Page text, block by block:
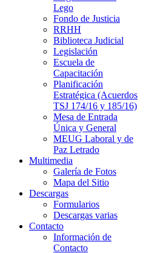
Lego
Fondo de Justicia
RRHH
Biblioteca Judicial
Legislación
Escuela de
Capacitación
Planificación
Estratégica (Acuerdos
TSJ 174/16 y 185/16)
Mesa de Entrada
Única y General
MEUG Laboral y de
Paz Letrado
Multimedia
Galería de Fotos
Mapa del Sitio
Descargas
Formularios
Descargas varias
Contacto
Información de
Contacto